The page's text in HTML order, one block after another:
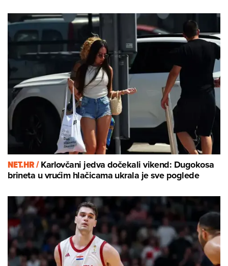
NET.HR /Karlovčani jedva dočekali vikend: Dugokosa
brineta u vrućim hlačicama ukrala je sve poglede